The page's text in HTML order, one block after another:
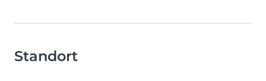
Standort